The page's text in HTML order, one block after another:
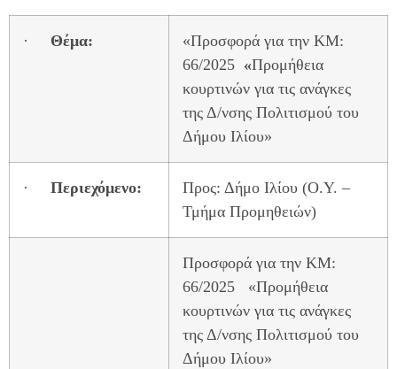
· Θέμα:
«Προσφορά για την ΚΜ:
66/2025 «Προμήθεια
κουρτινών για τις ανάγκες
της Δ/νσης Πολιτισμού του
Δήμου Ιλίου»
· Περιεχόμενο:
Προς: Δήμο Ιλίου (Ο.Υ. –
Τμήμα Προμηθειών)
Προσφορά για την ΚΜ:
66/2025
«Προμήθεια
κουρτινών για τις ανάγκες
της Δ/νσης Πολιτισμού του
Δήμου Ιλίου»